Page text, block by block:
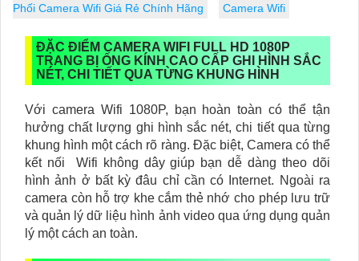
Phối Camera Wifi Giá Rẻ Chính Hãng
Camera Wifi
ĐẶC ĐIỂM CAMERA WIFI FULL HD 1080P
TRANG BỊ ỐNG KÍNH CAO CẤP GHI HÌNH SẮC
NÉT, CHI TIẾT QUA TỪNG KHUNG HÌNH
Với camera Wifi 1080P, bạn hoàn toàn có thể tận
hưởng chất lượng ghi hình sắc nét, chi tiết qua từng
khung hình một cách rõ ràng. Đặc biệt, Camera có thể
kết nối Wifi không dây giúp bạn dễ dàng theo dõi
hình ảnh ở bất kỳ đâu chỉ cần có Internet. Ngoài ra
camera còn hỗ trợ khe cắm thẻ nhớ cho phép lưu trữ
và quản lý dữ liệu hình ảnh video qua ứng dụng quản
lý một cách an toàn.